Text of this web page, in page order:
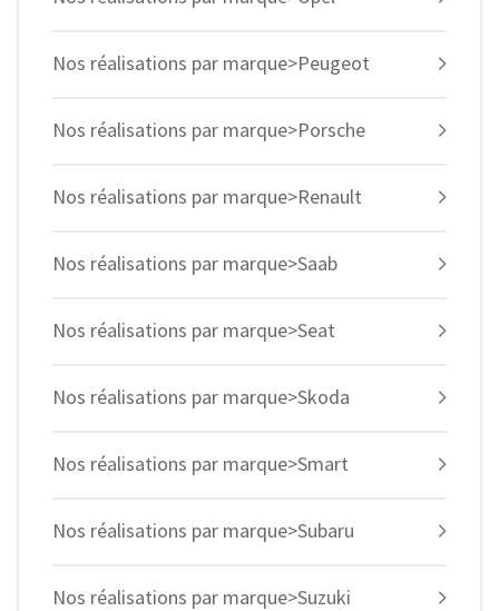
Nos réalisations par marque>Peugeot
Nos réalisations par marque>Porsche
Nos réalisations par marque>Renault
Nos réalisations par marque>Saab
Nos réalisations par marque>Seat
Nos réalisations par marque>Skoda
Nos réalisations par marque>Smart
Nos réalisations par marque>Subaru
Nos réalisations par marque>Suzuki